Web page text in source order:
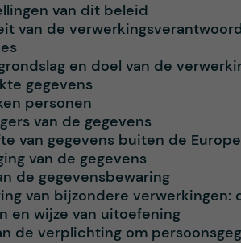
van dit beleid
van de
en doel van de
gegevens
personen
van de gegevens
van gegevens buiten de
van de gegevens
de gegevensbewaring
van bijzondere verwerkingen:
en wijze van uitoefening
de verplichting om